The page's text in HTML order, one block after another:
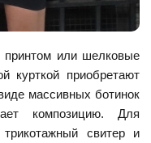
принтом или шелковые
курткой приобретают
массивных ботинок
композицию. Для
свитер и